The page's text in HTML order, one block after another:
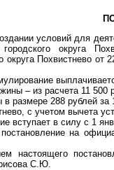
условий для
округа
округа Похвистнево
– из расчета 11 500
размере 288 рублей за
с учетом вычета
вступает в силу с 1
на
настоящего
С.Ю.